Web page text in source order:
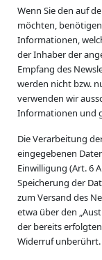
Wenn Sie den auf
möchten,
Informationen,
der Inhaber der
Empfang des
werden nicht bzw.
verwenden wir
Informationen und
Die Verarbeitung
eingegebenen
Einwilligung (Art. 6
Speicherung der
zum Versand des
etwa über den
der bereits
Widerruf unberührt.